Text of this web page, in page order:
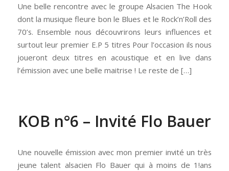
Une belle rencontre avec le groupe Alsacien The Hook
dont la musique fleure bon le Blues et le Rock’n’Roll des
70’s. Ensemble nous découvrirons leurs influences et
surtout leur premier E.P 5 titres Pour l’occasion ils nous
joueront deux titres en acoustique et en live dans
l’émission avec une belle maitrise ! Le reste de […]
KOB n°6 – Invité Flo Bauer
Une nouvelle émission avec mon premier invité un très
jeune talent alsacien Flo Bauer qui à moins de 1!ans